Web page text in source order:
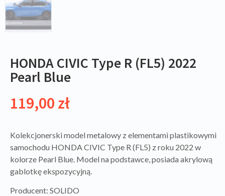
HONDA CIVIC Type R (FL5) 2022
Pearl Blue
119,00 zł
Kolekcjonerski model metalowy z elementami plastikowymi
samochodu HONDA CIVIC Type R (FL5) z roku 2022 w
kolorze Pearl Blue. Model na podstawce, posiada akrylową
gablotkę ekspozycyjną.
Producent: SOLIDO